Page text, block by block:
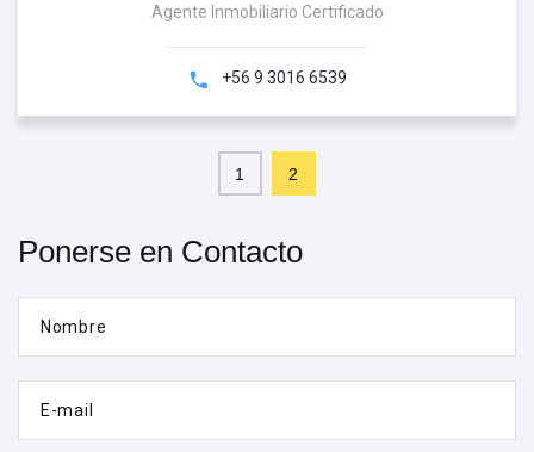
Agente Inmobiliario Certificado
+56 9 3016 6539
1 2
Ponerse en Contacto
Nombre
E-mail